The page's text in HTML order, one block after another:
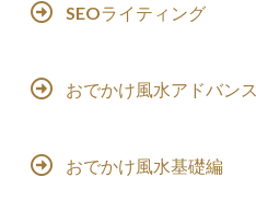
SEOライティング
おでかけ風水アドバンス
おでかけ風水基礎編